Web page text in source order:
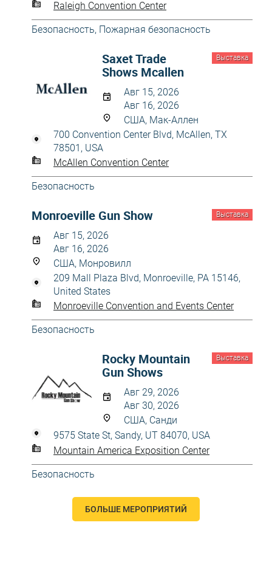
Raleigh Convention Center
Безопасность, Пожарная безопасность
Выставка
Saxet Trade
Shows Mcallen
Авг 15, 2026
Авг 16, 2026
США, Мак-Аллен
700 Convention Center Blvd, McAllen, TX
78501, USA
McAllen Convention Center
Безопасность
Выставка
Monroeville Gun Show
Авг 15, 2026
Авг 16, 2026
США, Монровилл
209 Mall Plaza Blvd, Monroeville, PA 15146,
United States
Monroeville Convention and Events Center
Безопасность
Выставка
Rocky Mountain
Gun Shows
Авг 29, 2026
Авг 30, 2026
США, Санди
9575 State St, Sandy, UT 84070, USA
Mountain America Exposition Center
Безопасность
БОЛЬШЕ МЕРОПРИЯТИЙ